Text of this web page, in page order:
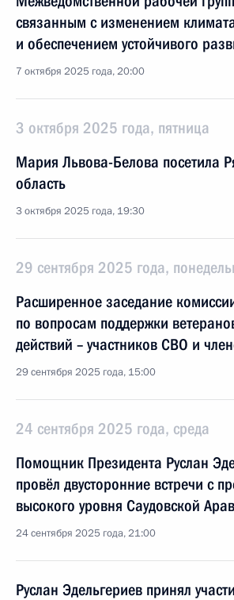
связанным с изменением
и обеспечением устойчивого
7 октября 2025 года, 20:00
3 октября 2025 года, пятница
Мария Львова-Белова посетила
область
3 октября 2025 года, 19:30
29 сентября 2025 года,
Расширенное заседание
по вопросам поддержки
действий – участников СВО и
29 сентября 2025 года, 15:00
24 сентября 2025 года, среда
Помощник Президента Руслан
провёл двусторонние встречи с
высокого уровня Саудовской
24 сентября 2025 года, 21:00
Руслан Эдельгериев принял